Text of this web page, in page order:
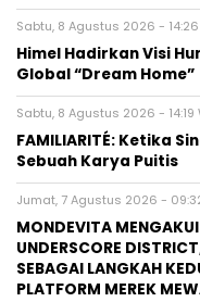
Sabtu, 8 Agustus 2026 - 14:26
Himel Hadirkan Visi
Global “Dream Home”
Sabtu, 8 Agustus 2026 - 14:19
FAMILIARITÉ: Ketika
Sebuah Karya Puitis
Jumat, 7 Agustus 2026 -
MONDEVITA
UNDERSCORE
SEBAGAI LANGKAH
PLATFORM MEREK